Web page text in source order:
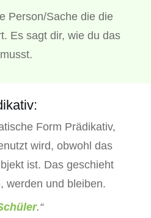
Person/Sache die die
Es sagt dir, wie du das
Form Prädikativ,
wird, obwohl das
ist. Das geschieht
werden und bleiben.
.“